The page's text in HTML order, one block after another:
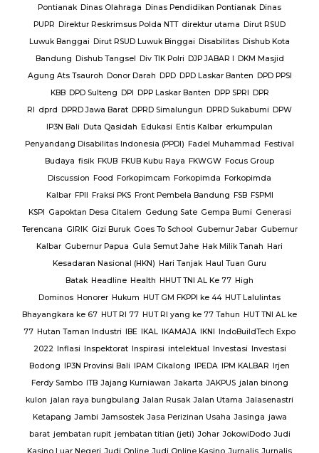
Pontianak Dinas Olahraga Dinas Pendidikan Pontianak Dinas
PUPR Direktur Reskrimsus Polda NTT direktur utama Dirut RSUD
Luwuk Banggai Dirut RSUD Luwuk Binggai Disabilitas Dishub Kota
Bandung Dishub Tangsel Div TIK Polri DJP JABAR I DKM Masjid
Agung Ats Tsauroh Donor Darah DPD DPD Laskar Banten DPD PPSI
KBB DPD Sulteng DPI DPP Laskar Banten DPP SPRI DPR
RI dprd DPRD Jawa Barat DPRD Simalungun DPRD Sukabumi DPW
IP3N Bali Duta Qasidah Edukasi Entis Kalbar erkumpulan
Penyandang Disabilitas Indonesia (PPDI) Fadel Muhammad Festival
Budaya fisik FKUB FKUB Kubu Raya FKWGW Focus Group
Discussion Food Forkopimcam Forkopimda Forkopimda
Kalbar FPII Fraksi PKS Front Pembela Bandung FSB FSPMI
KSPI Gapoktan Desa Citalem Gedung Sate Gempa Bumi Generasi
Terencana GIRIK Gizi Buruk Goes To School Gubernur Jabar Gubernur
Kalbar Gubernur Papua Gula Semut Jahe Hak Milik Tanah Hari
Kesadaran Nasional (HKN) Hari Tanjak Haul Tuan Guru
Batak Headline Health HHUT TNI AL Ke 77 High
Dominos Honorer Hukum HUT GM FKPPI ke 44 HUT Lalulintas
Bhayangkara ke 67 HUT RI 77 HUT RI yang ke 77 Tahun HUT TNI AL ke
77 Hutan Taman Industri IBE IKAL IKAMAJA IKNI IndoBuildTech Expo
2022 Inflasi Inspektorat Inspirasi intelektual Investasi Investasi
Bodong IP3N Provinsi Bali IPAM Cikalong IPEDA IPM KALBAR Irjen
Ferdy Sambo ITB Jajang Kurniawan Jakarta JAKPUS jalan binong
kulon jalan raya bungbulang Jalan Rusak Jalan Utama Jalasenastri
Ketapang Jambi Jamsostek Jasa Perizinan Usaha Jasinga jawa
barat jembatan rupit jembatan titian (jeti) Johar JokowiDodo Judi
Kasino Luar Negeri Judi Online Judi Online Kasino Jurnalis Jurnalis